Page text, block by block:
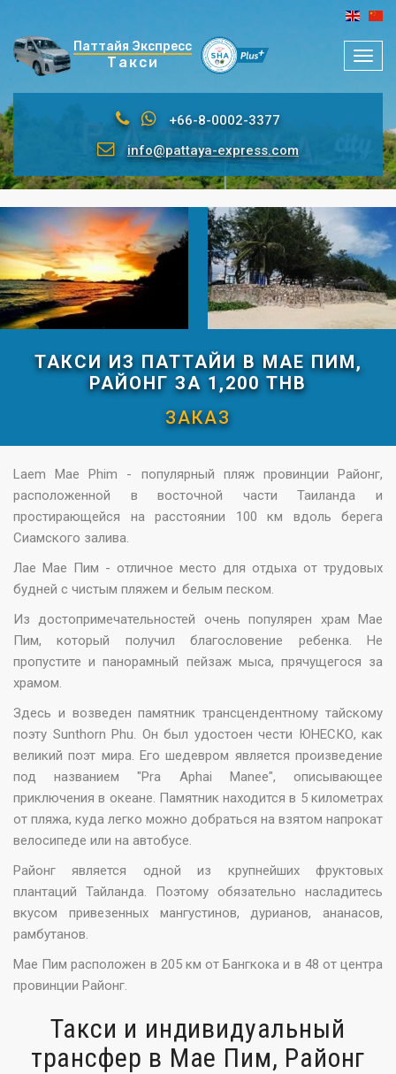
Паттайя Экспресс
Такси
+66-8-0002-3377
info@pattaya-express.com
ТАКСИ ИЗ ПАТТАЙИ В МАЕ ПИМ,
РАЙОНГ ЗА 1,200 THB
ЗАКАЗ
Laem Mae Phim - популярный пляж провинции Районг,
расположенной в восточной части Таиланда и
простирающейся на расстоянии 100 км вдоль берега
Сиамского залива.
Лае Мае Пим - отличное место для отдыха от трудовых
будней с чистым пляжем и белым песком.
Из достопримечательностей очень популярен храм Мае
Пим, который получил благословение ребенка. Не
пропустите и панорамный пейзаж мыса, прячущегося за
храмом.
Здесь и возведен памятник трансцендентному тайскому
поэту Sunthorn Phu. Он был удостоен чести ЮНЕСКО, как
великий поэт мира. Его шедевром является произведение
под названием "Pra Aphai Manee", описывающее
приключения в океане. Памятник находится в 5 километрах
от пляжа, куда легко можно добраться на взятом напрокат
велосипеде или на автобусе.
Районг является одной из крупнейших фруктовых
плантаций Тайланда. Поэтому обязательно насладитесь
вкусом привезенных мангустинов, дурианов, ананасов,
рамбутанов.
Мае Пим расположен в 205 км от Бангкока и в 48 от центра
провинции Районг.
Такси и индивидуальный
трансфер в Мае Пим, Районг